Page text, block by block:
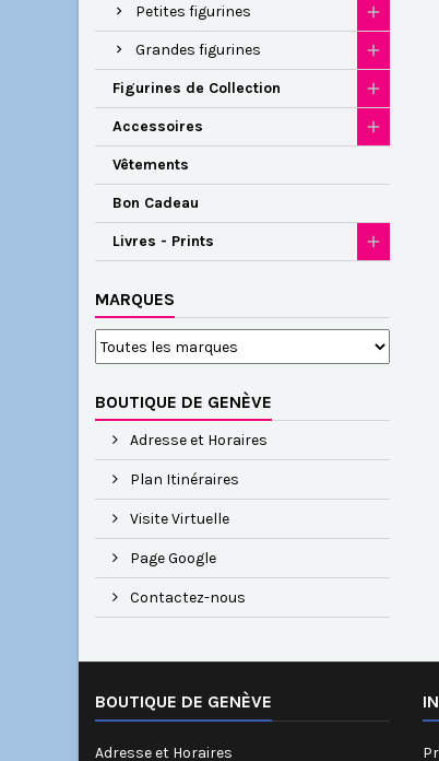
Petites figurines
Grandes figurines
Figurines de Collection
Accessoires
Vêtements
Bon Cadeau
Livres - Prints
MARQUES
BOUTIQUE DE GENÈVE
Adresse et Horaires
Plan Itinéraires
Visite Virtuelle
Page Google
Contactez-nous
BOUTIQUE DE GENÈVE
Adresse et Horaires